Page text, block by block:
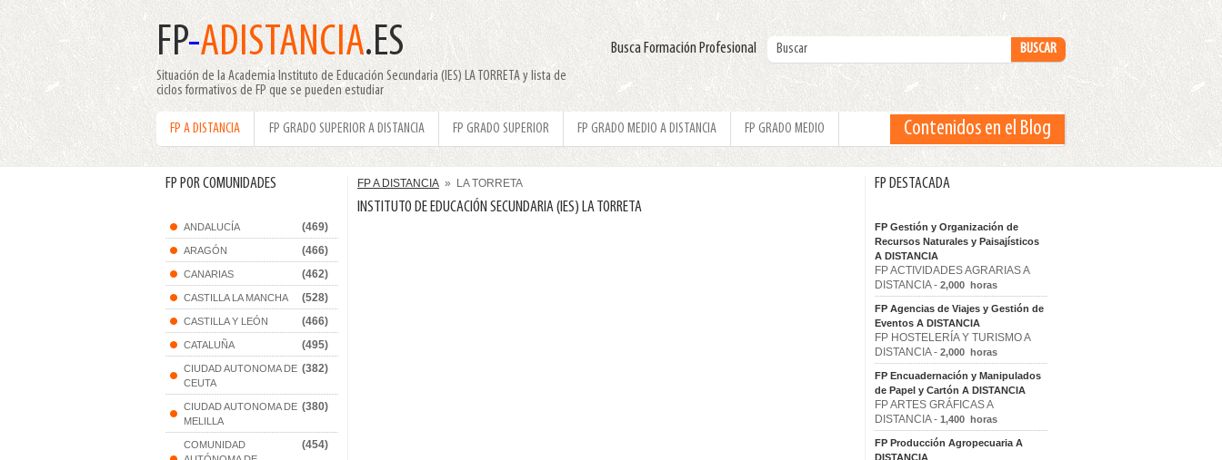
FP-ADISTANCIA.ES
Situación de la Academia Instituto de Educación Secundaria (IES) LA TORRETA y lista de
ciclos formativos de FP que se pueden estudiar
Busca Formación Profesional
FP A DISTANCIA FP GRADO SUPERIOR A DISTANCIA FP GRADO SUPERIOR FP GRADO MEDIO A DISTANCIA FP GRADO MEDIO Contenidos en el Blog
FP POR COMUNIDADES
ANDALUCÍA (469)
ARAGÓN (466)
CANARIAS (462)
CASTILLA LA MANCHA (528)
CASTILLA Y LEÓN (466)
CATALUÑA (495)
CIUDAD AUTONOMA DE
CEUTA
(382)
CIUDAD AUTONOMA DE
MELILLA
(380)
COMUNIDAD
(454)
FP A DISTANCIA » LA TORRETA
INSTITUTO DE EDUCACIÓN SECUNDARIA (IES) LA TORRETA
FP DESTACADA
FP Gestión y Organización de
Recursos Naturales y Paisajísticos
A DISTANCIA
FP ACTIVIDADES AGRARIAS A
DISTANCIA - 2,000 horas
FP Agencias de Viajes y Gestión de
Eventos A DISTANCIA
FP HOSTELERÍA Y TURISMO A
DISTANCIA - 2,000 horas
FP Encuadernación y Manipulados
de Papel y Cartón A DISTANCIA
FP ARTES GRÁFICAS A
DISTANCIA - 1,400 horas
FP Producción Agropecuaria A
DISTANCIA